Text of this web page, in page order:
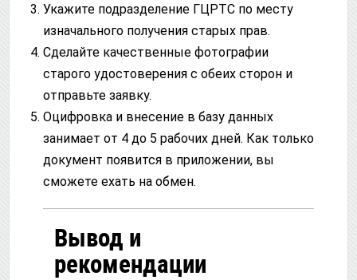
Укажите подразделение ГЦРТС по месту
изначального получения старых прав.
Сделайте качественные фотографии
старого удостоверения с обеих сторон и
отправьте заявку.
Оцифровка и внесение в базу данных
занимает от 4 до 5 рабочих дней. Как только
документ появится в приложении, вы
сможете ехать на обмен.
Вывод и
рекомендации